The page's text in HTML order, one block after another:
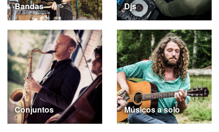
Bandas Djs
Conjuntos Músicos a solo